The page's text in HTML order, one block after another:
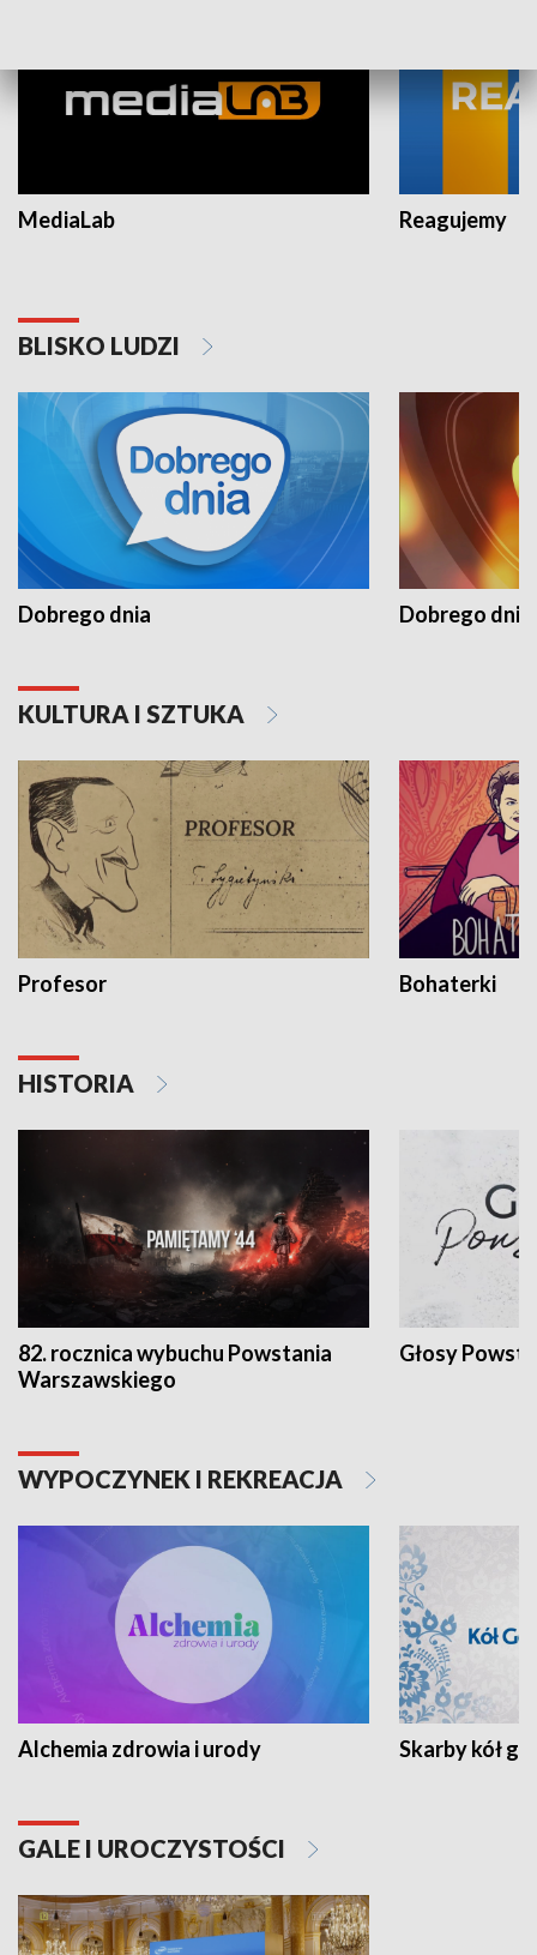
MediaLab Reagujemy
BLISKO LUDZI
Dobrego dnia Dobrego dnia
KULTURA I SZTUKA
Profesor Bohaterki
HISTORIA
82. rocznica wybuchu Powstania
Warszawskiego
Głosy
WYPOCZYNEK I REKREACJA
Alchemia zdrowia i urody Skarby kół
GALE I UROCZYSTOŚCI